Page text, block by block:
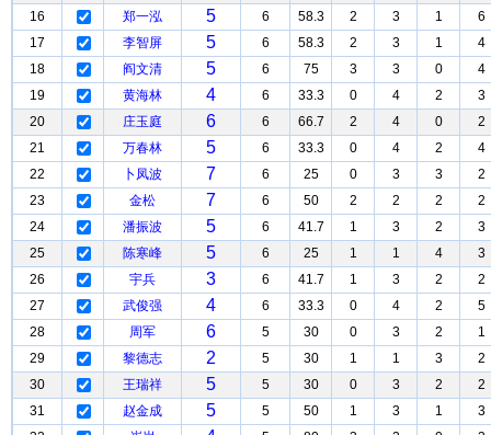
16
郑一泓 5 6 58.3 2 3 1
6
17
李智屏 5 6 58.3 2 3 1
4
18
阎文清 5 6 75 3 3 0
4
19
黄海林 4 6 33.3 0 4 2
3
20
庄玉庭 6 6 66.7 2 4 0
2
21
万春林 5 6 33.3 0 4 2
4
22
卜凤波 7 6 25 0 3 3
2
23
金松 7 6 50 2 2 2
2
24
潘振波 5 6 41.7 1 3 2
3
25
陈寒峰 5 6 25 1 1 4
3
26
宇兵 3 6 41.7 1 3 2
2
27
武俊强 4 6 33.3 0 4 2
5
28
周军 6 5 30 0 3 2
1
29
黎德志 2 5 30 1 1 3
2
30
王瑞祥 5 5 30 0 3 2
2
31
赵金成 5 5 50 1 3 1
3